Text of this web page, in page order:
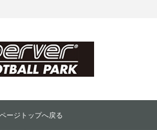
ページトップへ戻る